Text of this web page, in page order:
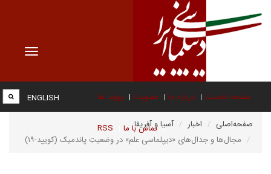
Toggle
صفحه نخست درباره ما عضویت پیوند ها
تماس با ما RSS
ENGLISH
صفحه‌اصلی اخبار
آسیا و آفریقا
مجال‌ها و جدال‌های «دیپلماسی علم» در وضعیتِ پاندمیک (کویید-۱۹)